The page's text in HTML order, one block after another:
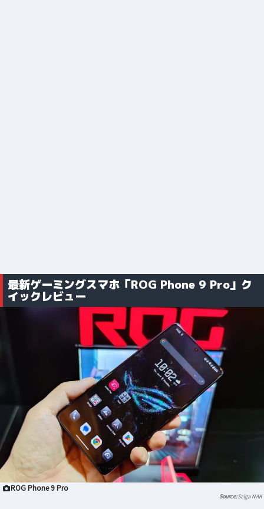
最新ゲーミングスマホ「ROG Phone 9 Pro」ク
イックレビュー
ROG Phone 9 Pro
Saiga NAK